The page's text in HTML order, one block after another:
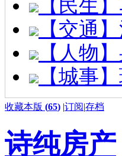
【民生
【交通
【人物
【城事
收藏本版 (65) |订阅|存档
诗纯房产